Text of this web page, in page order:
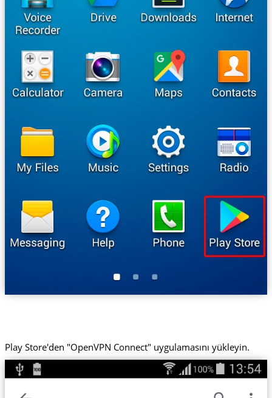
Play Store'den "OpenVPN Connect" uygulamasını yükleyin.